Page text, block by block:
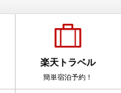
楽天トラベル
簡単宿泊予約！